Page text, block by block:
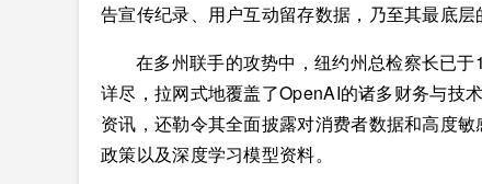
告宣传纪录、用户互动留存数据，乃至其最底层
在多州联手的攻势中，纽约州总检察长已
详尽，拉网式地覆盖了OpenAI的诸多财务与技
资讯，还勒令其全面披露对消费者数据和高度
政策以及深度学习模型资料。